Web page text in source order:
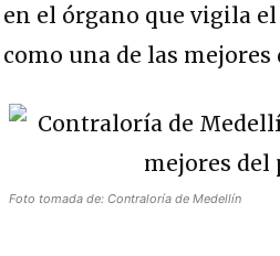
en el órgano que vigila
como una de las mejores
Foto tomada de: Contraloría de Medellín